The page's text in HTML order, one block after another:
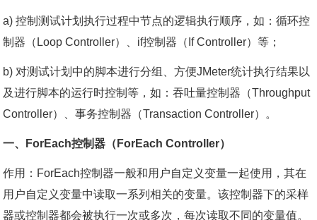
a) 控制测试计划执行过程中节点的逻辑执行顺序，如：循环控
制器（Loop Controller）、if控制器（If Controller）等；
b) 对测试计划中的脚本进行分组、方便JMeter统计执行结果以
及进行脚本的运行时控制等，如：吞吐量控制器（Throughput
Controller）、事务控制器（Transaction Controller）。
一、ForEach控制器（ForEach Controller）
作用：ForEach控制器一般和用户自定义变量一起使用，其在
用户自定义变量中读取一系列相关的变量。该控制器下的采样
器或控制器都会被执行一次或多次，每次读取不同的变量值。